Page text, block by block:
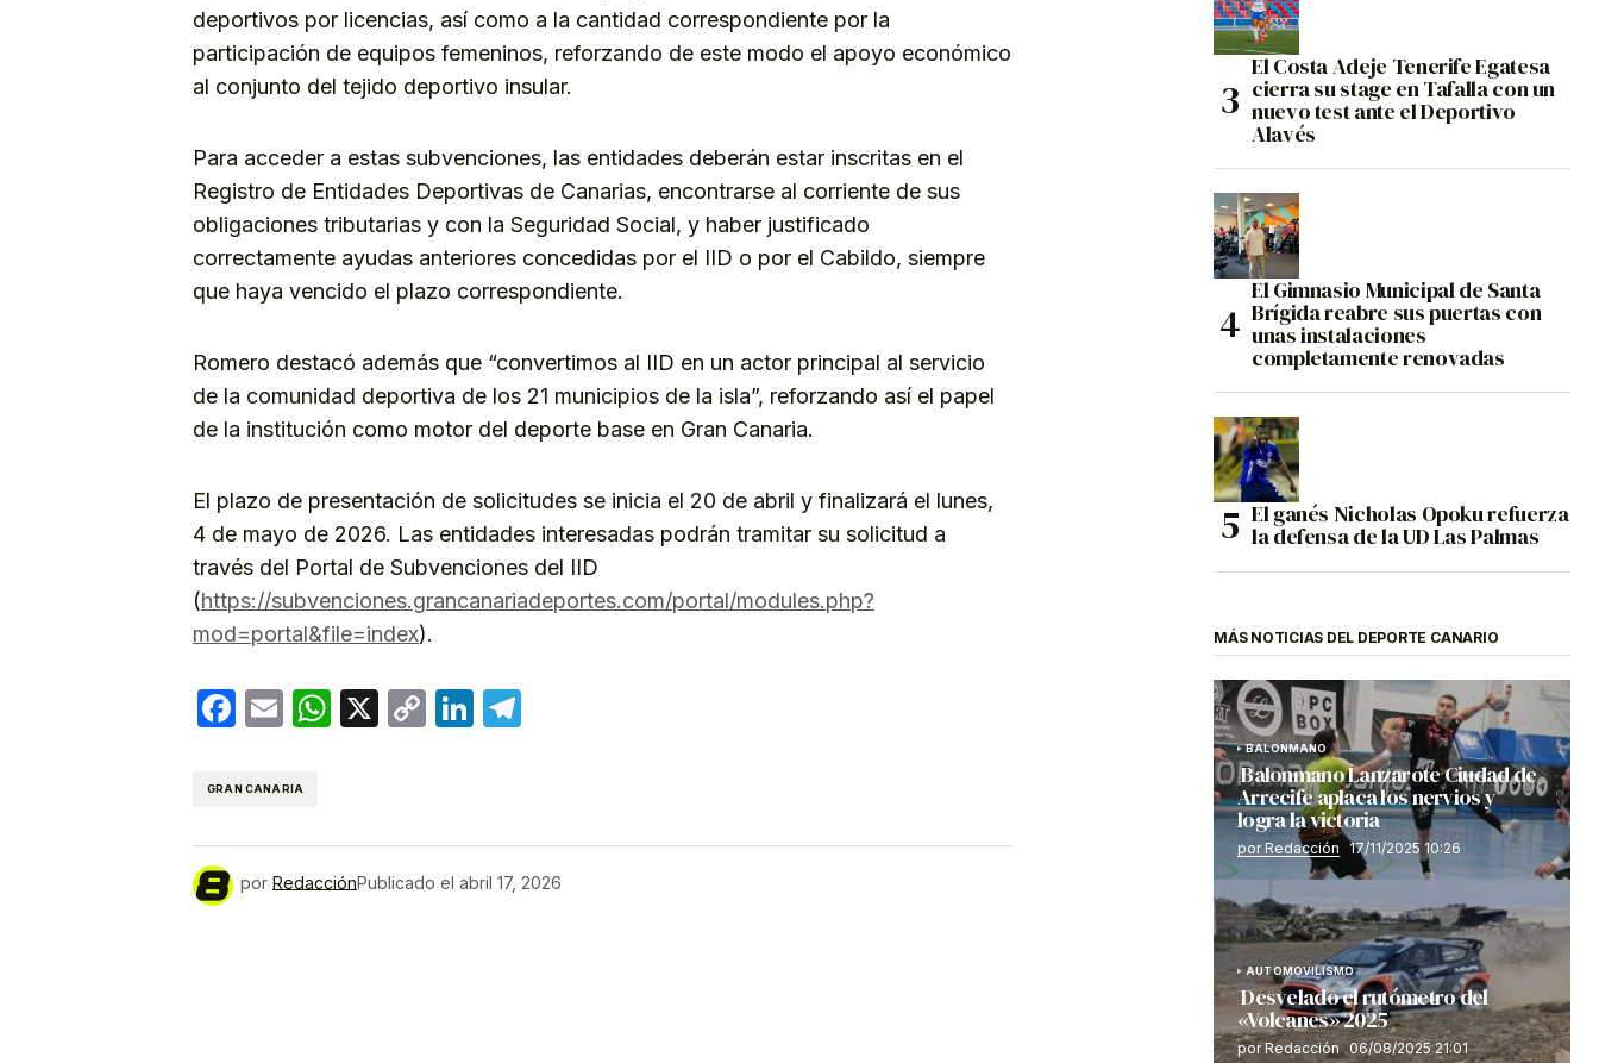
deportivos por licencias, así como a la cantidad correspondiente por la
participación de equipos femeninos, reforzando de este modo el apoyo económico
al conjunto del tejido deportivo insular.
Para acceder a estas subvenciones, las entidades deberán estar inscritas en el
Registro de Entidades Deportivas de Canarias, encontrarse al corriente de sus
obligaciones tributarias y con la Seguridad Social, y haber justificado
correctamente ayudas anteriores concedidas por el IID o por el Cabildo, siempre
que haya vencido el plazo correspondiente.
Romero destacó además que “convertimos al IID en un actor principal al servicio
de la comunidad deportiva de los 21 municipios de la isla”, reforzando así el papel
de la institución como motor del deporte base en Gran Canaria.
El plazo de presentación de solicitudes se inicia el 20 de abril y finalizará el lunes,
4 de mayo de 2026. Las entidades interesadas podrán tramitar su solicitud a
través del Portal de Subvenciones del IID
(https://subvenciones.grancanariadeportes.com/portal/modules.php?
mod=portal&file=index).
Facebook
EmailWhatsApp
X
CopyLinkedIn
GRAN CANARIA
por RedacciónPublicado el abril 17, 2026
El Costa Adeje Tenerife Egatesa
cierra su stage en Tafalla con un
nuevo test ante el Deportivo
Alavés
El Gimnasio Municipal de Santa
Brígida reabre sus puertas con
unas instalaciones
completamente renovadas
El ganés Nicholas Opoku refuerza
la defensa de la UD Las Palmas
MÁS NOTICIAS DEL DEPORTE CANARIO
BALONMANO
Balonmano Lanzarote Ciudad de
Arrecife aplaca los nervios y
logra la victoria
por Redacción 17/11/2025 10:26
AUTOMOVILISMO
Desvelado el rutómetro del
«Volcanes» 2025
por Redacción 06/08/2025 21:01